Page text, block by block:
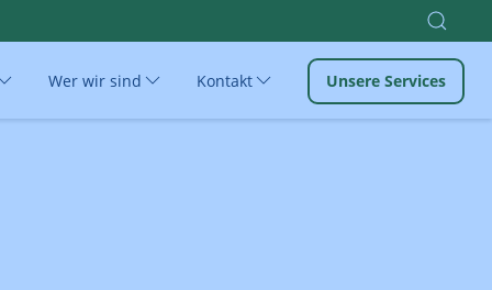
Wer wir sind Kontakt Unsere Services